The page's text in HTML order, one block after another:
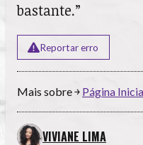
bastante.”
Reportar erro
Mais sobre ￫ Página
VIVIANE LIMA